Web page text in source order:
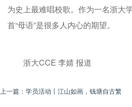
为史上最难唱校歌。作为一名浙大
首“母语”是很多人内心的期望。
浙大CCE 李婧 报道
上一篇： 学员活动丨江山如画，钱塘自古繁